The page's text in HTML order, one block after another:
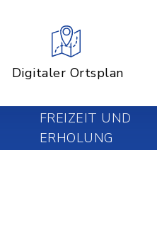
Digitaler Ortsplan
FREIZEIT UND
ERHOLUNG